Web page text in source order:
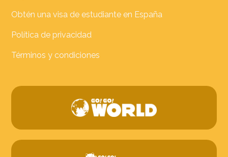
Obtén una visa de estudiante en España
Política de privacidad
Términos y condiciones